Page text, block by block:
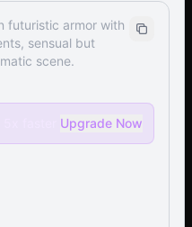
futuristic armor with
sensual but
scene.
Upgrade Now